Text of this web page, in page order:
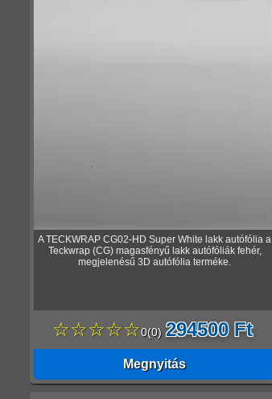
A TECKWRAP CG02-HD Super White lakk autófólia a
Teckwrap (CG) magasfényű lakk autófóliák fehér,
megjelenésű 3D autófólia terméke.
☆☆☆☆☆0(0) 294500 Ft
Megnyitás